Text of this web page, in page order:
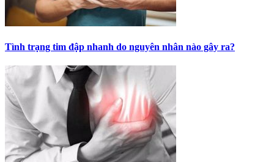
Tình trạng tim đập nhanh do nguyên nhân nào gây ra?